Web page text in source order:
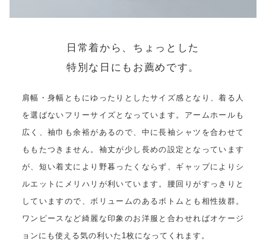
日常着から、ちょっとした
特別な日にもお薦めです。
肩幅・身幅ともにゆったりとしたサイズ感となり、着る人
を選ばないフリーサイズとなっています。アームホールも
広く、袖巾も余裕があるので、中に長袖シャツを合わせて
ももたつきません。袖丈が少し長めの設定となっています
が、短い着丈により野暮ったくならず、ギャップによりシ
ルエットにメリハリが利いています。腰回りがすっきりと
していますので、ボリュームのあるボトムとも相性抜群。
ワンピースなど綺麗な印象のお洋服と合わせればオケージ
ョンにも使える気の利いた1枚になってくれます。